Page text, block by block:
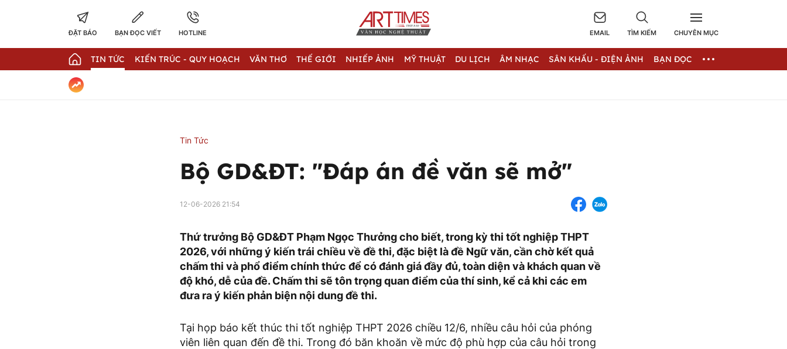
ĐẶT BÁO BẠN ĐỌC VIẾT HOTLINE EMAIL TÌM KIẾM CHUYÊN MỤC
TIN TỨC KIẾN TRÚC - QUY HOẠCH VĂN THƠ THẾ GIỚI NHIẾP ẢNH MỸ THUẬT DU LỊCH ÂM NHẠC SÂN KHẤU - ĐIỆN ẢNH BẠN ĐỌC
Tin Tức
Bộ GD&ĐT: "Đáp án đề văn sẽ mở"
12-06-2026 21:54
Thứ trưởng Bộ GD&ĐT Phạm Ngọc Thưởng cho biết, trong kỳ thi tốt nghiệp THPT
2026, với những ý kiến trái chiều về đề thi, đặc biệt là đề Ngữ văn, cần chờ kết quả
chấm thi và phổ điểm chính thức để có đánh giá đầy đủ, toàn diện và khách quan về
độ khó, dễ của đề. Chấm thi sẽ tôn trọng quan điểm của thí sinh, kể cả khi các em
đưa ra ý kiến phản biện nội dung đề thi.
Tại họp báo kết thúc thi tốt nghiệp THPT 2026 chiều 12/6, nhiều câu hỏi của phóng
viên liên quan đến đề thi. Trong đó băn khoăn về mức độ phù hợp của câu hỏi trong